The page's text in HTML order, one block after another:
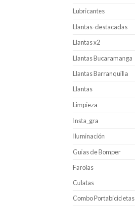
Lubricantes
Llantas-destacadas
Llantas x2
Llantas Bucaramanga
Llantas Barranquilla
Llantas
Limpieza
Insta_gra
Iluminación
Guias de Bomper
Farolas
Culatas
Combo Portabicicletas